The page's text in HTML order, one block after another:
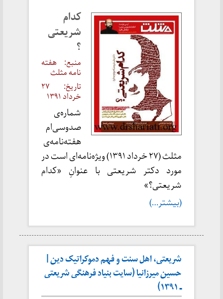
کدام
شریعتی
؟
منبع: هفته
نامه مثلث
تاریخ: ۲۷
خرداد ۱۳۹۱
شماره‌ی
صدوسی‌ام
هفته‌نامه‌ی
مثلث (۲۷ خرداد ۱۳۹۱) ویژه‌نامه‌ای است در
مورد دکتر شریعتی با عنوانِ «کدام
شریعتی؟»
(بیشتر…)
شریعتی، اهل سنت و فهم دموکراتیک دین |
حسین میرزانیا (سایت بنیاد فرهنگی شریعتی
ـ ۱۳۹۱)